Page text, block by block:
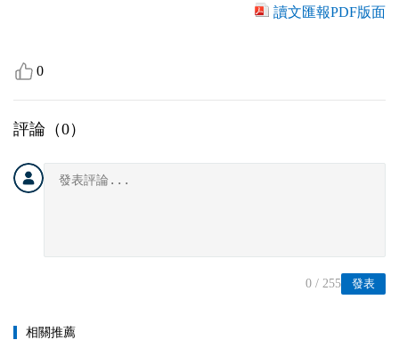
讀文匯報PDF版面
0
評論（0）
發表
0 / 255
相關推薦